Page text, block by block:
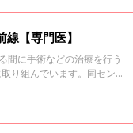
【専門医】
に手術などの治療を行う
り組んでいます。同センタ